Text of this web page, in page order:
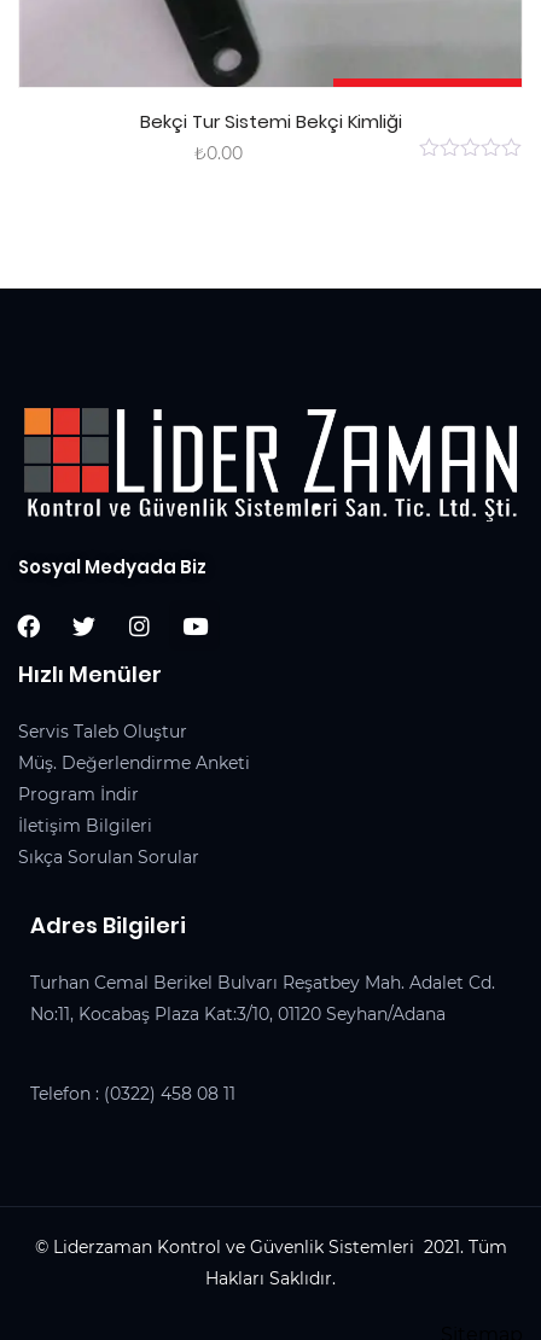
Bekçi Tur Sistemi Bekçi Kimliği
₺0.00
Sosyal Medyada Biz
Hızlı Menüler
Servis Taleb Oluştur
Müş. Değerlendirme Anketi
Program İndir
İletişim Bilgileri
Sıkça Sorulan Sorular
Adres Bilgileri
Turhan Cemal Berikel Bulvarı Reşatbey Mah. Adalet Cd.
No:11, Kocabaş Plaza Kat:3/10, 01120 Seyhan/Adana
Telefon : (0322) 458 08 11
© Liderzaman Kontrol ve Güvenlik Sistemleri 2021. Tüm
Hakları Saklıdır.